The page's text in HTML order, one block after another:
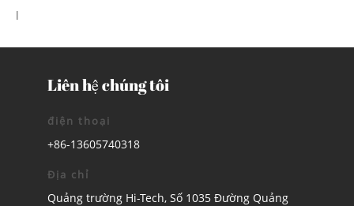
l
Liên hệ chúng tôi
điện thoại
+86-13605740318
Địa chỉ
Quảng trường Hi-Tech, Số 1035 Đường Quảng